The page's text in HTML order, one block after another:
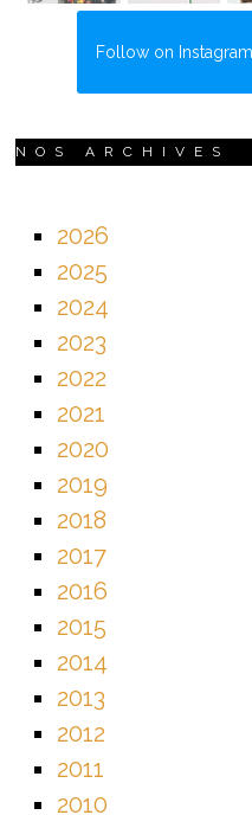
Follow on Instagram
NOS ARCHIVES
2026
2025
2024
2023
2022
2021
2020
2019
2018
2017
2016
2015
2014
2013
2012
2011
2010